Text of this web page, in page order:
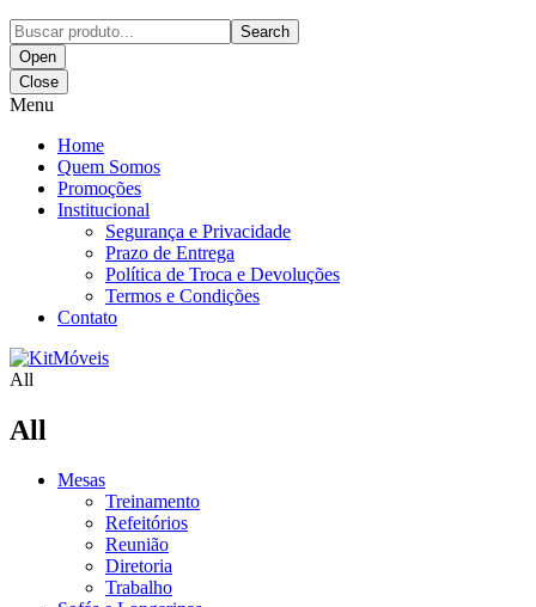
Search
Open
Close
Menu
Home
Quem Somos
Promoções
Institucional
Segurança e Privacidade
Prazo de Entrega
Política de Troca e Devoluções
Termos e Condições
Contato
All
All
Mesas
Treinamento
Refeitórios
Reunião
Diretoria
Trabalho